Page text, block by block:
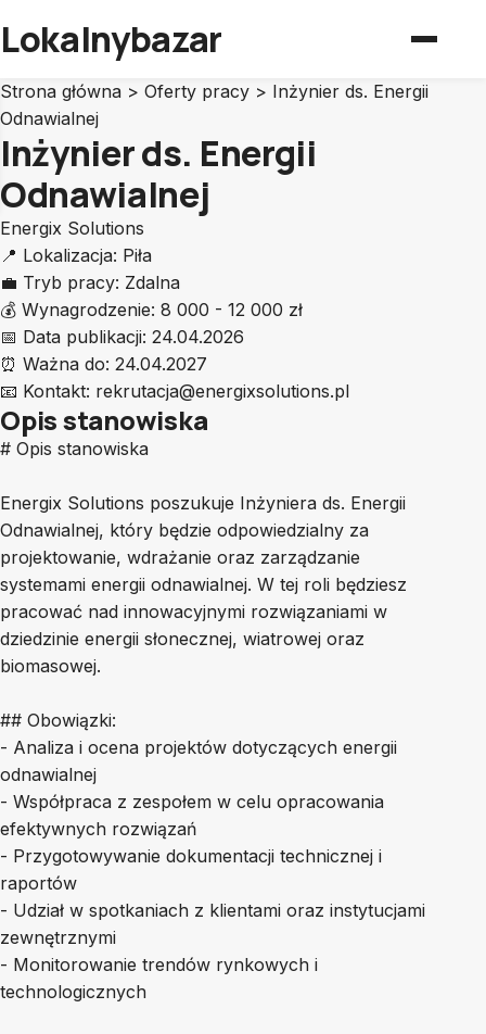
Lokalnybazar
Strona główna > Oferty pracy > Inżynier ds. Energii
Odnawialnej
Inżynier ds. Energii
Odnawialnej
Energix Solutions
📍 Lokalizacja: Piła
💼 Tryb pracy: Zdalna
💰 Wynagrodzenie: 8 000 - 12 000 zł
📅 Data publikacji: 24.04.2026
⏰ Ważna do: 24.04.2027
📧 Kontakt: rekrutacja@energixsolutions.pl
Opis stanowiska
# Opis stanowiska
Energix Solutions poszukuje Inżyniera ds. Energii
Odnawialnej, który będzie odpowiedzialny za
projektowanie, wdrażanie oraz zarządzanie
systemami energii odnawialnej. W tej roli będziesz
pracować nad innowacyjnymi rozwiązaniami w
dziedzinie energii słonecznej, wiatrowej oraz
biomasowej.
## Obowiązki:
- Analiza i ocena projektów dotyczących energii
odnawialnej
- Współpraca z zespołem w celu opracowania
efektywnych rozwiązań
- Przygotowywanie dokumentacji technicznej i
raportów
- Udział w spotkaniach z klientami oraz instytucjami
zewnętrznymi
- Monitorowanie trendów rynkowych i
technologicznych